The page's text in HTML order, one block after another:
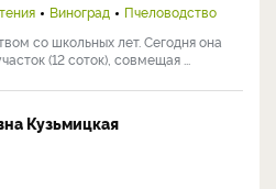
Виноград
Пчеловодство
со школьных лет. Сегодня она
(12 соток), совмещая ...
Кузьмицкая